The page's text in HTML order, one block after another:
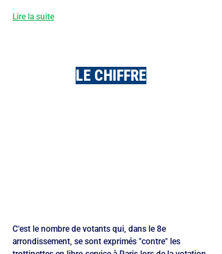
Lire la suite
LE CHIFFRE
C'est le nombre de votants qui, dans le 8e
arrondissement, se sont exprimés "contre" les